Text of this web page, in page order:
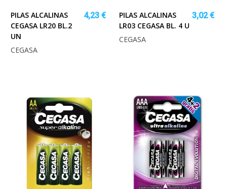
PILAS ALCALINAS
CEGASA LR20 BL.2
UN
4,23 €
CEGASA
PILAS ALCALINAS
LR03 CEGASA BL. 4 U
3,02 €
CEGASA